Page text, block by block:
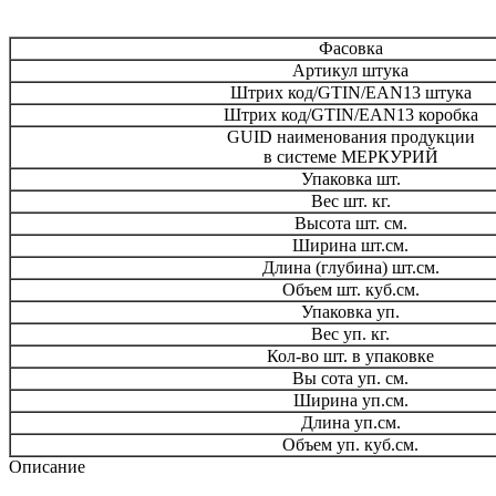
Фасовка
Артикул штука
Штрих код/GTIN/EAN13 штука
Штрих код/GTIN/EAN13 коробка
GUID наименования продукции
в системе МЕРКУРИЙ
Упаковка шт.
Вес шт. кг.
Высота шт. см.
Ширина шт.см.
Длина (глубина) шт.см.
Объем шт. куб.см.
Упаковка уп.
Вес уп. кг.
Кол-во шт. в упаковке
Вы сота уп. см.
Ширина уп.см.
Длина уп.см.
Объем уп. куб.см.
Описание